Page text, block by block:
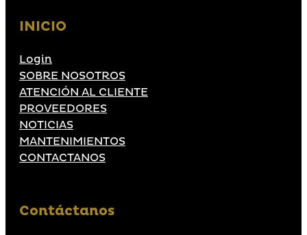
INICIO
Login
SOBRE NOSOTROS
ATENCIÓN AL CLIENTE
PROVEEDORES
NOTICIAS
MANTENIMIENTOS
CONTACTANOS
Contáctanos